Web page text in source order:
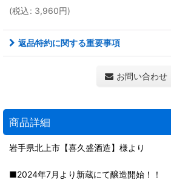
(税込: 3,960円)
返品特約に関する重要事項
お問い合わせ
商品詳細
岩手県北上市【喜久盛酒造】様より
■2024年7月より新蔵にて醸造開始！！